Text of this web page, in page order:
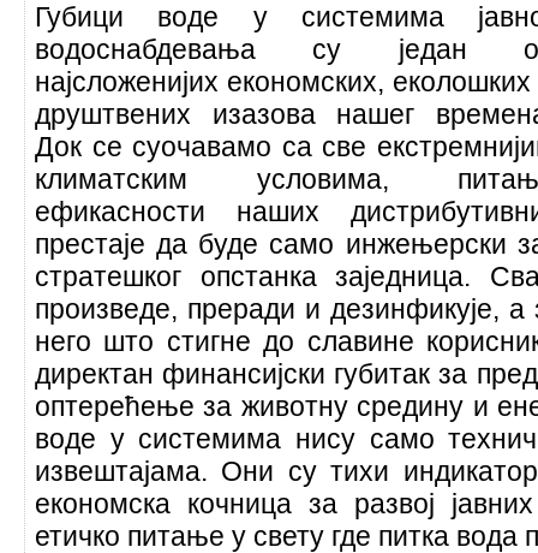
Губици воде у системима
водоснабдевања су један
најсложенијих економских,
друштвених изазова нашег
Док се суочавамо са све
климатским условима,
ефикасности наших
престаје да буде само инжењерски
стратешког опстанка заједница.
произведе, преради и дезинфикује,
него што стигне до славине
директан финансијски губитак за
оптерећење за животну средину и
воде у системима нису само
извештајама. Они су тихи
економска кочница за развој
етичко питање у свету где питка вода